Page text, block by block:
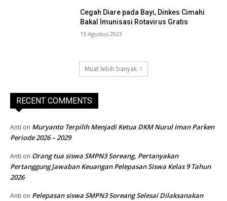
Cegah Diare pada Bayi, Dinkes Cimahi
Bakal Imunisasi Rotavirus Gratis
15 Agustus 2023
Muat lebih banyak
RECENT COMMENTS
Anti on Muryanto Terpilih Menjadi Ketua DKM Nurul Iman Parken
Periode 2026 – 2029
Anti on Orang tua siswa SMPN3 Soreang, Pertanyakan
Pertanggung Jawaban Keuangan Pelepasan Siswa Kelas 9 Tahun
2026
Anti on Pelepasan siswa SMPN3 Soreang Selesai Dilaksanakan